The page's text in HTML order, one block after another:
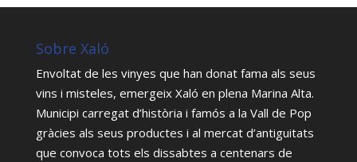
Sobre Xaló
Envoltat de les vinyes que han donat fama als seus
vins i misteles, emergeix Xaló en plena Marina Alta.
Municipi carregat d’història i famós a la Vall de Pop
gràcies als seus productes i al mercat d’antiguitats
que convoca tots els dissabtes a centenars de